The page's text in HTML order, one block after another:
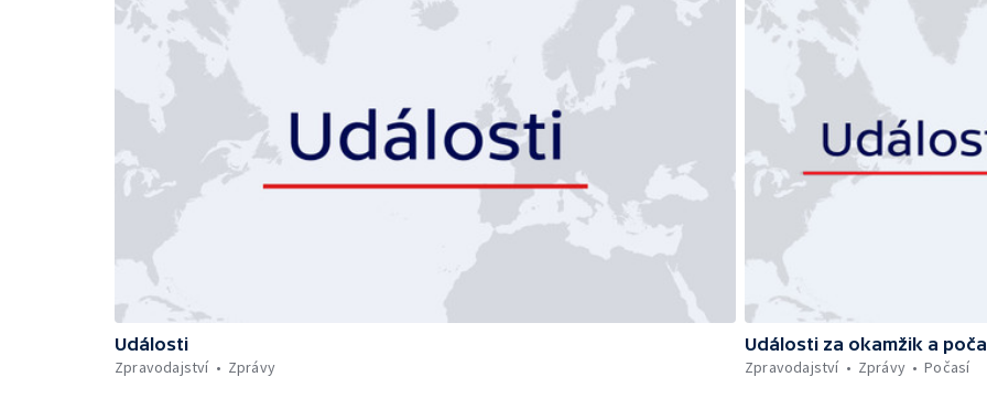
Události
Zpravodajství
Zprávy
Události za okamžik a
Zpravodajství
Zprávy Počasí